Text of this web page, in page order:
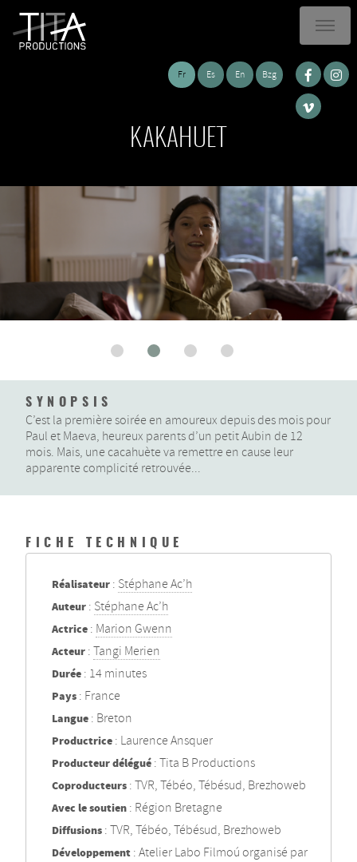
Fr Es En Bzg
KAKAHUET
SYNOPSIS
C’est la première soirée en amoureux depuis des mois pour
Paul et Maeva, heureux parents d’un petit Aubin de 12
mois. Mais, une cacahuète va remettre en cause leur
apparente complicité retrouvée...
FICHE TECHNIQUE
Réalisateur : Stéphane Ac’h
Auteur : Stéphane Ac’h
Actrice : Marion Gwenn
Acteur : Tangi Merien
Durée : 14 minutes
Pays : France
Langue : Breton
Productrice : Laurence Ansquer
Producteur délégué : Tita B Productions
Coproducteurs : TVR, Tébéo, Tébésud, Brezhoweb
Avec le soutien : Région Bretagne
Diffusions : TVR, Tébéo, Tébésud, Brezhoweb
Développement : Atelier Labo Filmoú organisé par